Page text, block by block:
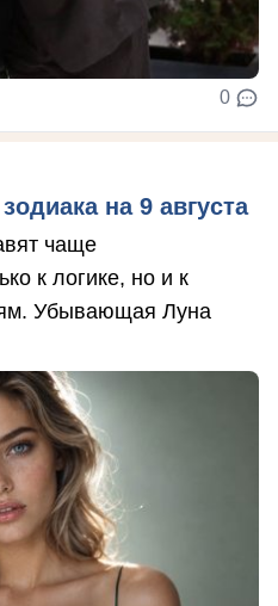
0
на 9 августа
чаще
к логике, но и к
Убывающая Луна